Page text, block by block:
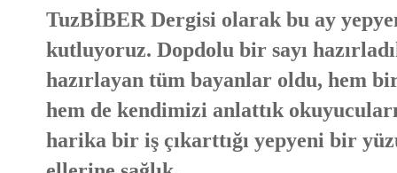
TuzBİBER Dergisi olarak bu ay
kutluyoruz. Dopdolu bir sayı
hazırlayan tüm bayanlar oldu, hem
hem de kendimizi anlattık
harika bir iş çıkarttığı yepyeni bir